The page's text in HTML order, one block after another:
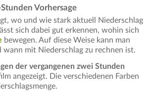
Vorhersage
wo und wie stark aktuell Niederschlag
sich dabei gut erkennen, wohin sich
bewegen. Auf diese Weise kann man
wann mit Niederschlag zu rechnen ist.
der vergangenen zwei Stunden
angezeigt. Die verschiedenen Farben